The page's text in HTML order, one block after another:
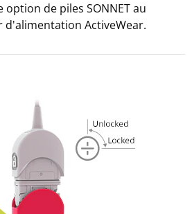
de piles SONNET au
ActiveWear.